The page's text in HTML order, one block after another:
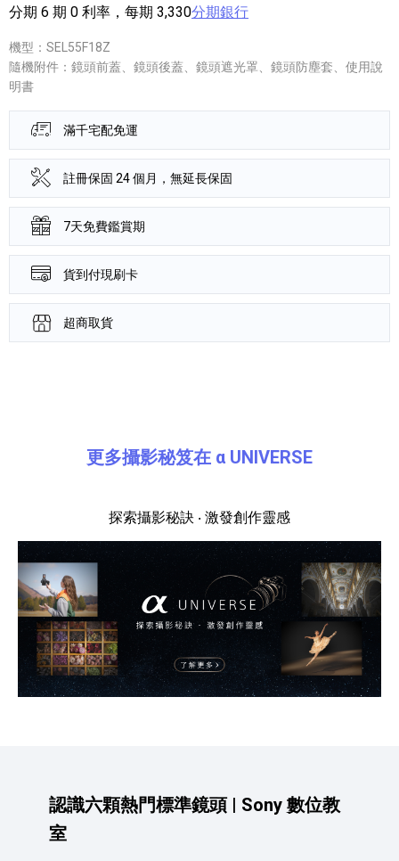
分期 6 期 0 利率，每期 3,330分期銀行
機型：SEL55F18Z
隨機附件：鏡頭前蓋、鏡頭後蓋、鏡頭遮光罩、鏡頭防塵套、使用說
明書
滿千宅配免運
註冊保固 24 個月，無延長保固
7天免費鑑賞期
貨到付現刷卡
超商取貨
更多攝影秘笈在 α UNIVERSE
探索攝影秘訣 ‧ 激發創作靈感
認識六顆熱門標準鏡頭 | Sony 數位教
室